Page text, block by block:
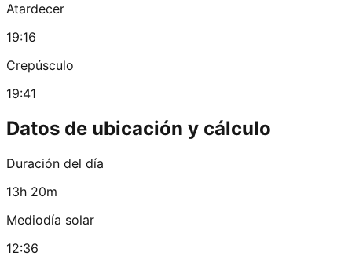
Atardecer
19:16
Crepúsculo
19:41
Datos de ubicación y cálculo
Duración del día
13h 20m
Mediodía solar
12:36